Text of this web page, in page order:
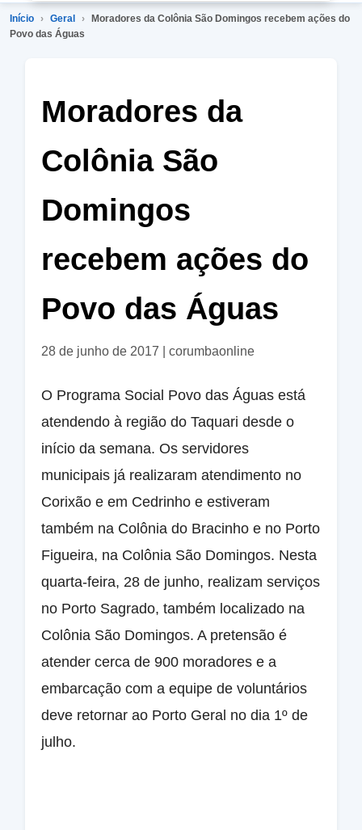
Início › Geral ›
Moradores da Colônia São Domingos recebem ações do
Povo das Águas
Moradores da
Colônia São
Domingos
recebem ações do
Povo das Águas
28 de junho de 2017 |corumbaonline
O Programa Social Povo das Águas está
atendendo à região do Taquari desde o
início da semana. Os servidores
municipais já realizaram atendimento no
Corixão e em Cedrinho e estiveram
também na Colônia do Bracinho e no Porto
Figueira, na Colônia São Domingos. Nesta
quarta-feira, 28 de junho, realizam serviços
no Porto Sagrado, também localizado na
Colônia São Domingos. A pretensão é
atender cerca de 900 moradores e a
embarcação com a equipe de voluntários
deve retornar ao Porto Geral no dia 1º de
julho.